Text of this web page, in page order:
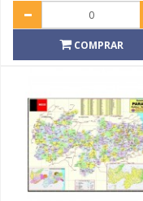
COMPRAR